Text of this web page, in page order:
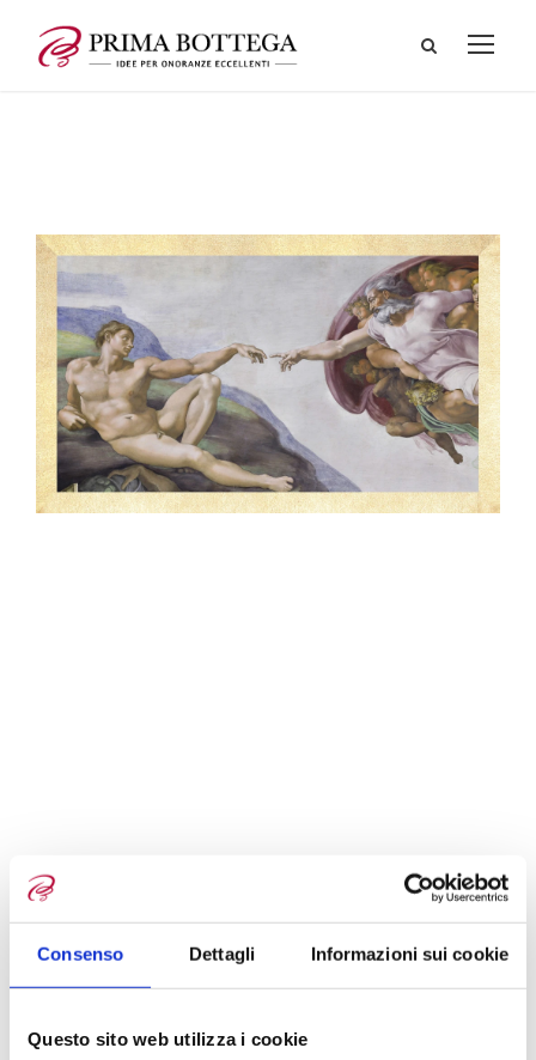
Consenso Dettagli Informazioni sui cookie
Questo sito web utilizza i cookie